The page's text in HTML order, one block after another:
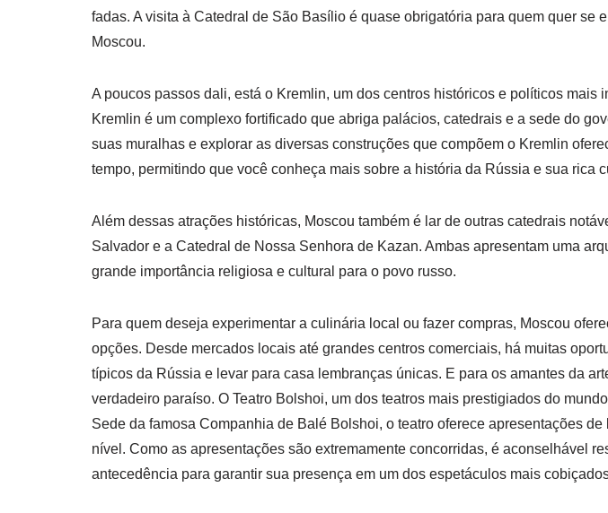
fadas. A visita à Catedral de São Basílio é quase obrigatória para quem quer se
Moscou.
A poucos passos dali, está o Kremlin, um dos centros históricos e políticos mais
Kremlin é um complexo fortificado que abriga palácios, catedrais e a sede do
suas muralhas e explorar as diversas construções que compõem o Kremlin
tempo, permitindo que você conheça mais sobre a história da Rússia e sua rica
Além dessas atrações históricas, Moscou também é lar de outras catedrais
Salvador e a Catedral de Nossa Senhora de Kazan. Ambas apresentam uma
grande importância religiosa e cultural para o povo russo.
Para quem deseja experimentar a culinária local ou fazer compras, Moscou
opções. Desde mercados locais até grandes centros comerciais, há muitas
típicos da Rússia e levar para casa lembranças únicas. E para os amantes da
verdadeiro paraíso. O Teatro Bolshoi, um dos teatros mais prestigiados do
Sede da famosa Companhia de Balé Bolshoi, o teatro oferece apresentações
nível. Como as apresentações são extremamente concorridas, é aconselhável
antecedência para garantir sua presença em um dos espetáculos mais